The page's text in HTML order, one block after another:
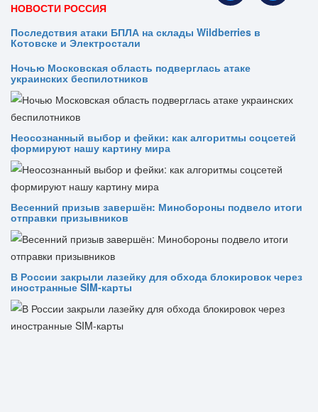
НОВОСТИ РОССИЯ
Последствия атаки БПЛА на склады Wildberries в
Котовске и Электростали
Ночью Московская область подверглась атаке
украинских беспилотников
Неосознанный выбор и фейки: как алгоритмы соцсетей
формируют нашу картину мира
Весенний призыв завершён: Минобороны подвело итоги
отправки призывников
В России закрыли лазейку для обхода блокировок через
иностранные SIM-карты